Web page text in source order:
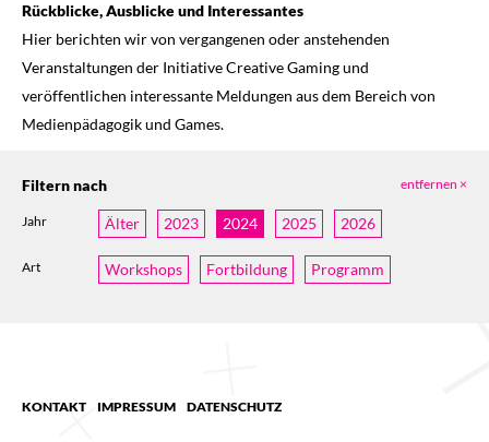
Rückblicke, Ausblicke und Interessantes
Hier berichten wir von vergangenen oder anstehenden
Veranstaltungen der Initiative Creative Gaming und
veröffentlichen interessante Meldungen aus dem Bereich von
Medienpädagogik und Games.
Filtern nach entfernen ×
Jahr Älter 2023 2024 2025 2026
Art Workshops Fortbildung Programm
KONTAKT IMPRESSUM DATENSCHUTZ